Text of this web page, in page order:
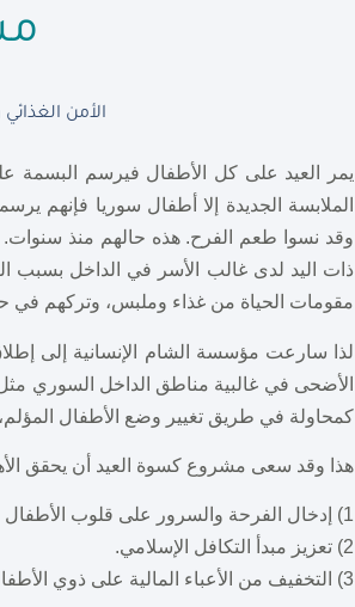
الأمن
يمر العيد على كل الأطفال فيرسم البسمة
الملابسة الجديدة إلا أطفال سوريا فإنهم
وقد نسوا طعم الفرح. هذه حالهم منذ
ذات اليد لدى غالب الأسر في الداخل بسبب
مقومات الحياة من غذاء وملبس، وتركهم في
لذا سارعت مؤسسة الشام الإنسانية إلى
الأضحى في غالبية مناطق الداخل السوري
كمحاولة في طريق تغيير وضع الأطفال
هذا وقد سعى مشروع كسوة العيد أن يحقق
1) إدخال الفرحة والسرور على قلوب الأطفال في العيد.
2) تعزيز مبدأ التكافل الإسلامي.
3) التخفيف من الأعباء المالية على ذوي الأطفال.